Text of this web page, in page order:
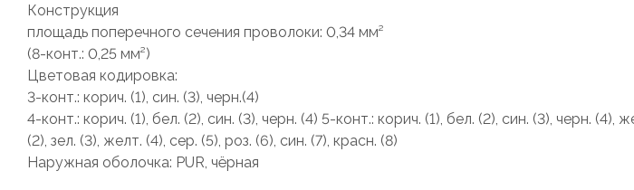
Конструкция
площадь поперечного сечения проволоки: 0,34 мм²
(8-конт.: 0,25 мм²)
Цветовая кодировка:
3-конт.: корич. (1), син. (3), черн.(4)
4-конт.: корич. (1), бел. (2), син. (3), черн. (4) 5-конт.: корич. (1), бел. (2), син. (3), черн. (4),
(2), зел. (3), желт. (4), сер. (5), роз. (6), син. (7), красн. (8)
Наружная оболочка: PUR, чёрная